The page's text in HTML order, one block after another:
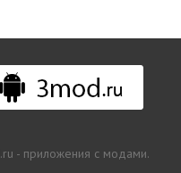
- приложения с модами.